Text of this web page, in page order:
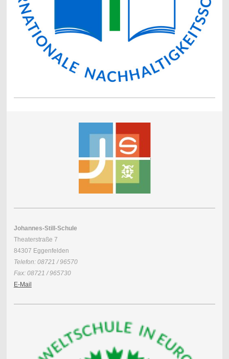
Johannes-Still-Schule
Theaterstraße 7
84307 Eggenfelden
Telefon: 08721 / 96570
Fax: 08721 / 965730
E-Mail